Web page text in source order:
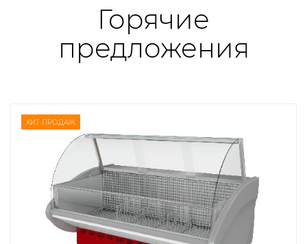
Горячие
предложения
ХИТ ПРОДАЖ